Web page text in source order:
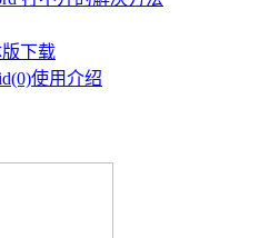
版下载
使用介绍